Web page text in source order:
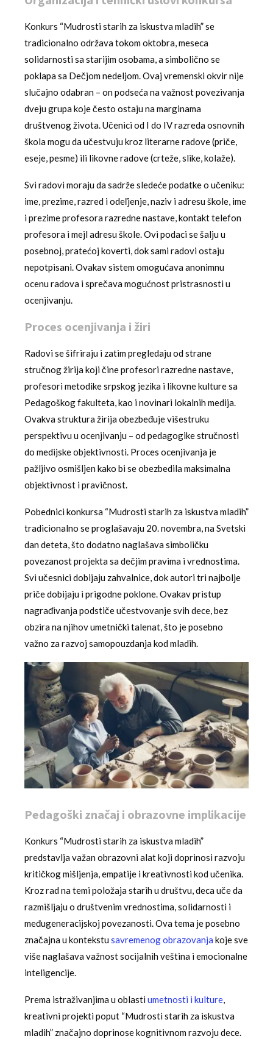
Konkurs “Mudrosti starih za iskustva mladih” se
tradicionalno održava tokom oktobra, meseca
solidarnosti sa starijim osobama, a simbolično se
poklapa sa Dečjom nedeljom. Ovaj vremenski okvir nije
slučajno odabran – on podseća na važnost povezivanja
dveju grupa koje često ostaju na marginama
društvenog života. Učenici od I do IV razreda osnovnih
škola mogu da učestvuju kroz literarne radove (priče,
eseje, pesme) ili likovne radove (crteže, slike, kolaže).
Svi radovi moraju da sadrže sledeće podatke o učeniku:
ime, prezime, razred i odeľjenje, naziv i adresu škole, ime
i prezime profesora razredne nastave, kontakt telefon
profesora i mejl adresu škole. Ovi podaci se šalju u
posebnoj, pratećoj koverti, dok sami radovi ostaju
nepotpisani. Ovakav sistem omogućava anonimnu
ocenu radova i sprečava mogućnost pristrasnosti u
ocenjivanju.
Proces ocenjivanja i žiri
Radovi se šifriraju i zatim pregledaju od strane
stručnog žirija koji čine profesori razredne nastave,
profesori metodike srpskog jezika i likovne kulture sa
Pedagoškog fakulteta, kao i novinari lokalnih medija.
Ovakva struktura žirija obezbeđuje višestruku
perspektivu u ocenjivanju – od pedagogike stručnosti
do medijske objektivnosti. Proces ocenjivanja je
pažljivo osmišljen kako bi se obezbedila maksimalna
objektivnost i pravičnost.
Pobednici konkursa “Mudrosti starih za iskustva mladih”
tradicionalno se proglašavaju 20. novembra, na Svetski
dan deteta, što dodatno naglašava simboličku
povezanost projekta sa dečjim pravima i vrednostima.
Svi učesnici dobijaju zahvalnice, dok autori tri najbolje
priče dobijaju i prigodne poklone. Ovakav pristup
nagrađivanja podstiče učestvovanje svih dece, bez
obzira na njihov umetnički talenat, što je posebno
važno za razvoj samopouzdanja kod mladih.
Pedagoški značaj i obrazovne implikacije
Konkurs “Mudrosti starih za iskustva mladih”
predstavlja važan obrazovni alat koji doprinosi razvoju
kritičkog mišljenja, empatije i kreativnosti kod učenika.
Kroz rad na temi položaja starih u društvu, deca uče da
razmišljaju o društvenim vrednostima, solidarnosti i
međugeneracijskoj povezanosti. Ova tema je posebno
značajna u kontekstusavremenog obrazovanja koje sve
više naglašava važnost socijalnih veština i emocionalne
inteligencije.
Prema istraživanjima u oblastiumetnosti i kulture,
kreativni projekti poput “Mudrosti starih za iskustva
mladih” značajno doprinose kognitivnom razvoju dece.